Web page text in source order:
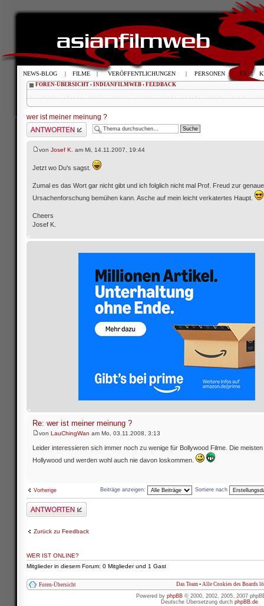
FOREN-ÜBERSICHT ‹ INDIANFILMWEB ‹ FEEDBACK
wer ist meiner meinung ?
Antwort schreiben
von Josef K. am Mi, 14.11.2007, 19:44
Jetzt wo Du's sagst.
Zumal es das Wort gar nicht gibt und ich folglich nicht mal Prof. Freud zur
Ursachenforschung bemühen kann. Asche auf mein leicht verkatertes Haupt.
Cheers
Josef K.
Re: wer ist meiner meinung ?
von LauChingWan am Mo, 03.11.2008, 3:13
Leider interessieren sich immer noch zu wenige für Bollywood Filme. Die
Hollywood und werden wohl auch nie davon loskommen.
Vorherige Beiträge anzeigen: Sortiere nach
Antwort schreiben
Zurück zu Feedback
WER IST ONLINE?
Mitglieder in diesem Forum: 0 Mitglieder und 1 Gast
Foren-Übersicht Das Team • Alle Cookies des Boards
Powered by phpBB © 2000, 2002, 2005, 2007
Deutsche Übersetzung durch phpBB.de
NEWS-BLOG | FILME | VERÖFFENTLICHUNGEN | PERSONEN | TV |